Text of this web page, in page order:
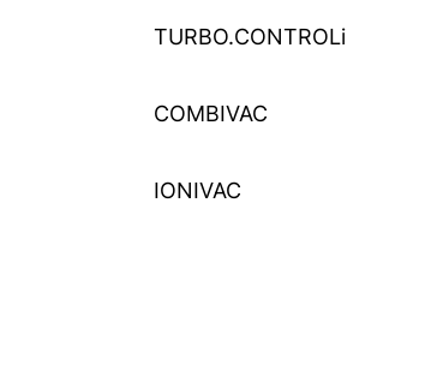
TURBO.CONTROLi
COMBIVAC
IONIVAC